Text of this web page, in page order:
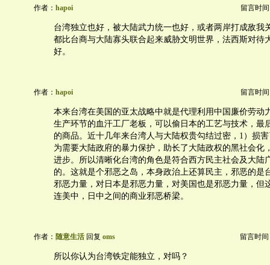
作者： hapoi 留言时间
台湾独立也好，被大陆武力统一也好，或者两岸打成敌我
都比台商与大陆寡头联合起来威胁文明世界，法西斯对待
好。
作者： hapoi 留言时间
本来台湾在美国的亚太战略中就是代理利用中国廉价劳动
生产环节的血汗工厂老板，可以偷日本的工艺与技术，最
的商品。近十几年来台湾人与大陆权贵勾结过密，1）损
为需要大陆政府的暴力保护，助长了大陆政权的黑社会化
进步。所以清晰化台湾的角色是符合西方民主社会及大陆
的。这就是个邪恶之岛，本身政治上还算民主，邪恶的是
邪恶力量，对日本是邪恶力量，对美国也是邪恶力量，但
连美中，日中之间的商业邪恶桥梁。
作者： 随意生活 回复 oms 留言时间
所以你认为台湾铁定能独立，对吗？